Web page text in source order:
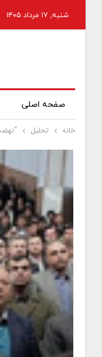
شنبه, ۱۷ مرداد ۱۴۰۵
صفحه اصلی
خانه تحلیل